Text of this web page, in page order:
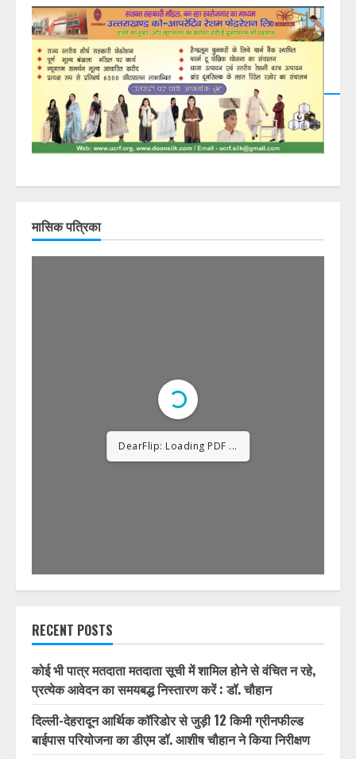
मासिक पत्रिका
DearFlip: Loading PDF
12% ...
RECENT POSTS
कोई भी पात्र मतदाता मतदाता सूची में शामिल होने से वंचित न रहे,
प्रत्येक आवेदन का समयबद्ध निस्तारण करें : डॉ. चौहान
दिल्ली-देहरादून आर्थिक कॉरिडोर से जुड़ी 12 किमी ग्रीनफील्ड
बाईपास परियोजना का डीएम डॉ. आशीष चौहान ने किया निरीक्षण